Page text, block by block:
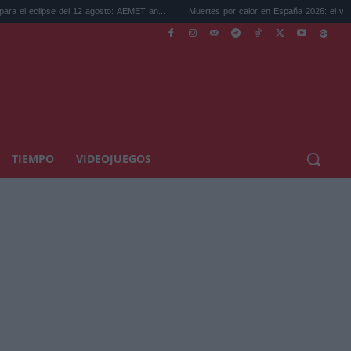
12 agosto: AEMET an... Muertes por calor en España 2026: el verano más ca...
TIEMPO VIDEOJUEGOS